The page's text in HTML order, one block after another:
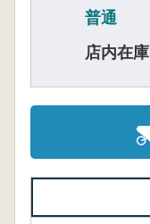
普通
店内在庫